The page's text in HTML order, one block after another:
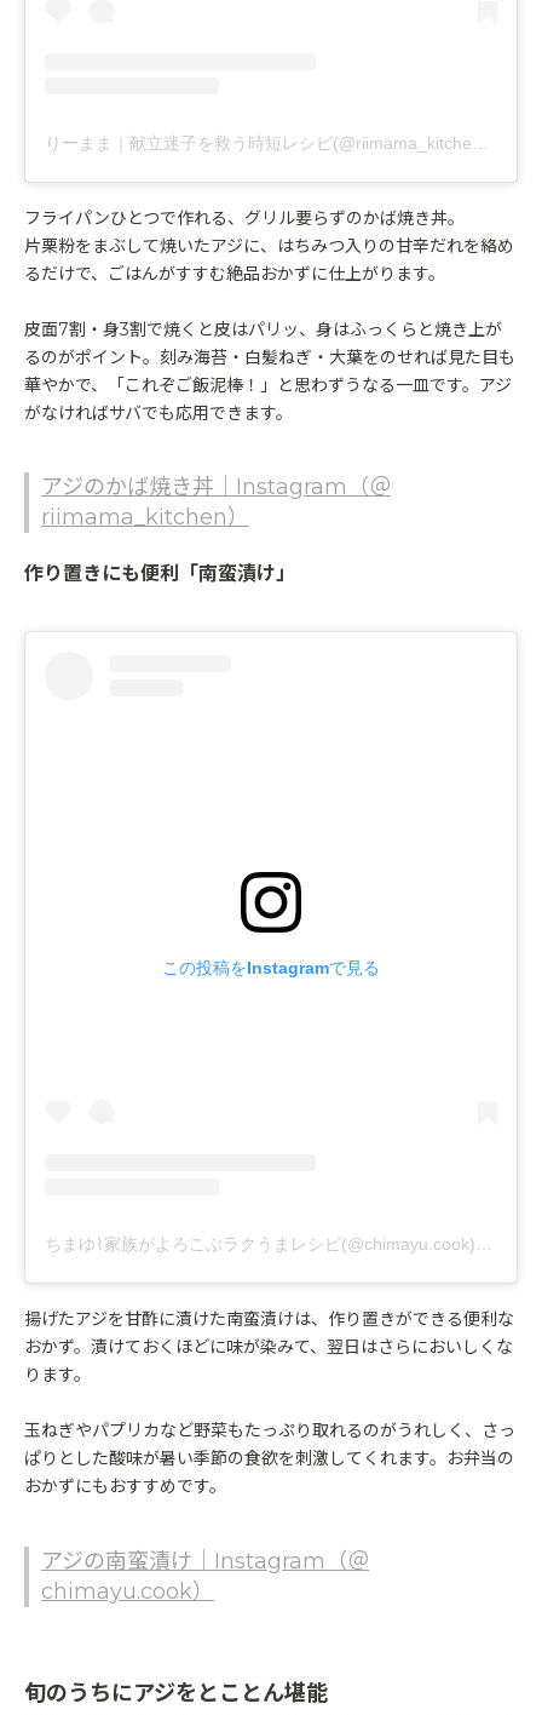
フライパンひとつで作れる、グリル要らずのかば焼き丼。
片栗粉をまぶして焼いたアジに、はちみつ入りの甘辛だれを絡め
るだけで、ごはんがすすむ絶品おかずに仕上がります。
皮面7割・身3割で焼くと皮はパリッ、身はふっくらと焼き上が
るのがポイント。刻み海苔・白髪ねぎ・大葉をのせれば見た目も
華やかで、「これぞご飯泥棒！」と思わずうなる一皿です。アジ
がなければサバでも応用できます。
アジのかば焼き丼｜Instagram（＠
riimama_kitchen）
作り置きにも便利「南蛮漬け」
この投稿をInstagramで見る
ちまゆ⌇ 家族がよろこぶラクうまレシピ(@chimayu.cook)がシェアした投稿
揚げたアジを甘酢に漬けた南蛮漬けは、作り置きができる便利な
おかず。漬けておくほどに味が染みて、翌日はさらにおいしくな
ります。
玉ねぎやパプリカなど野菜もたっぷり取れるのがうれしく、さっ
ぱりとした酸味が暑い季節の食欲を刺激してくれます。お弁当の
おかずにもおすすめです。
アジの南蛮漬け｜Instagram（＠
chimayu.cook）
旬のうちにアジをとことん堪能